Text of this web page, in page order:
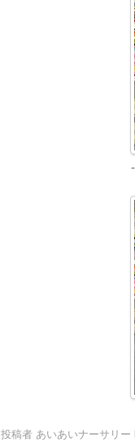
Lion
投稿者 あいあいナーサリー